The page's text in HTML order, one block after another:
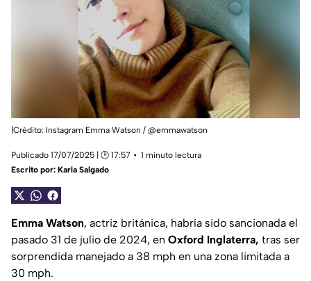
|Crédito: Instagram Emma Watson / @emmawatson
Publicado 17/07/2025 | 🕑 17:57
1 minuto lectura
Escrito por: Karla Salgado
Emma Watson, actriz británica, habría sido sancionada el
pasado 31 de julio de 2024, en Oxford Inglaterra, tras ser
sorprendida manejado a 38 mph en una zona limitada a
30 mph.